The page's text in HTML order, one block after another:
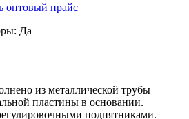
оптовый прайс
Да
из металлической трубы
пластины в основании.
подпятниками.